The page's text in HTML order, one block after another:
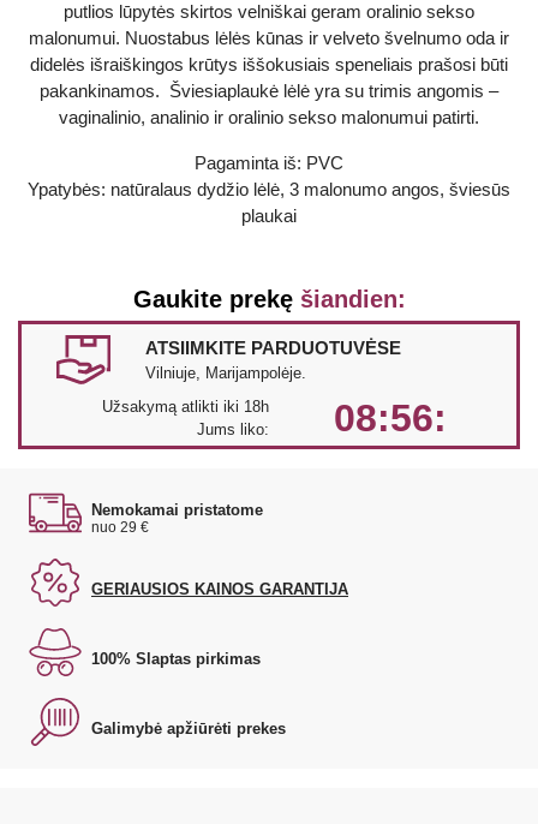
putlios lūpytės skirtos velniškai geram oralinio sekso
malonumui. Nuostabus lėlės kūnas ir velveto švelnumo oda ir
didelės išraiškingos krūtys iššokusiais speneliais prašosi būti
pakankinamos. Šviesiaplaukė lėlė yra su trimis angomis –
vaginalinio, analinio ir oralinio sekso malonumui patirti.
Pagaminta iš: PVC
Ypatybės: natūralaus dydžio lėlė, 3 malonumo angos, šviesūs
plaukai
Gaukite prekę šiandien:
ATSIIMKITE PARDUOTUVĖSE
Vilniuje, Marijampolėje.
Užsakymą atlikti iki 18h
Jums liko:
08:56:
Nemokamai pristatome
nuo 29 €
GERIAUSIOS KAINOS GARANTIJA
100% Slaptas pirkimas
Galimybė apžiūrėti prekes